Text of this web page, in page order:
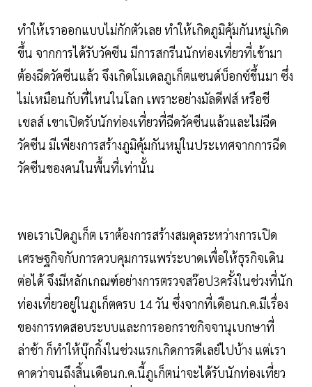
ทำให้เราออกแบบไม่กักตัวเลย ทำให้เกิดภูมิคุ้มกันหมู่เกิด
ขึ้น จากการได้รับวัคซีน มีการสกรีนนักท่องเที่ยวที่เข้ามา
ต้องฉีดวัคซีนแล้ว จึงเกิดโมเดลภูเก็ตแซนด์บ็อกซ์ขึ้นมา ซึ่ง
ไม่เหมือนกับที่ไหนในโลก เพราะอย่างมัลดีฟส์ หรือชี
เชลส์ เขาเปิดรับนักท่องเที่ยวที่ฉีดวัคซีนแล้วและไม่ฉีด
วัคซีน มีเพียงการสร้างภูมิคุ้มกันหมู่ในประเทศจากการฉีด
วัคซีนของคนในพื้นที่เท่านั้น
พอเราเปิดภูเก็ต เราต้องการสร้างสมดุลระหว่างการเปิด
เศรษฐกิจกับการควบคุมการแพร่ระบาดเพื่อให้ธุรกิจเดิน
ต่อได้ จึงมีหลักเกณฑ์อย่างการตรวจสว๊อป3ครั้งในช่วงที่นัก
ท่องเที่ยวอยู่ในภูเก็ตครบ 14 วัน ซึ่งจากที่เดือนก.ค.มีเรื่อง
ของการทดสอบระบบและการออกราชกิจจานุเบกษาที่
ล่าช้า ก็ทำให้บุ๊กกิ้งในช่วงแรกเกิดการดีเลย์ไปบ้าง แต่เรา
คาดว่าจนถึงสิ้นเดือนก.ค.นี้ภูเก็ตน่าจะได้รับนักท่องเที่ยว